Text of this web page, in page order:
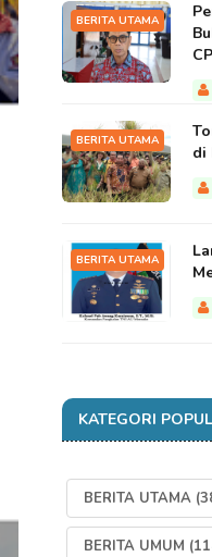
BERITA UTAMA
BERITA UTAMA
di
BERITA UTAMA
KATEGORI
BERITA UTAMA
BERITA UMUM